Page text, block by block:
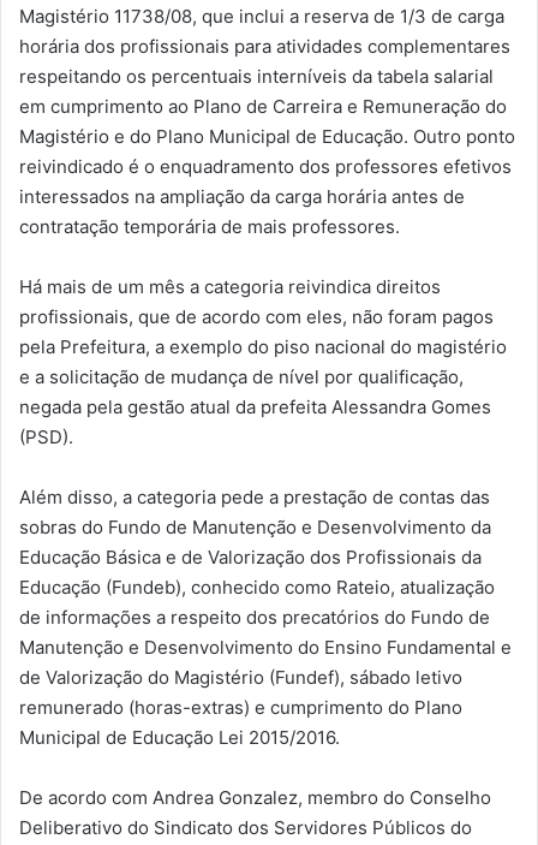
Magistério 11738/08, que inclui a reserva de 1/3 de carga
horária dos profissionais para atividades complementares
respeitando os percentuais interníveis da tabela salarial
em cumprimento ao Plano de Carreira e Remuneração do
Magistério e do Plano Municipal de Educação. Outro ponto
reivindicado é o enquadramento dos professores efetivos
interessados na ampliação da carga horária antes de
contratação temporária de mais professores.
Há mais de um mês a categoria reivindica direitos
profissionais, que de acordo com eles, não foram pagos
pela Prefeitura, a exemplo do piso nacional do magistério
e a solicitação de mudança de nível por qualificação,
negada pela gestão atual da prefeita Alessandra Gomes
(PSD).
Além disso, a categoria pede a prestação de contas das
sobras do Fundo de Manutenção e Desenvolvimento da
Educação Básica e de Valorização dos Profissionais da
Educação (Fundeb), conhecido como Rateio, atualização
de informações a respeito dos precatórios do Fundo de
Manutenção e Desenvolvimento do Ensino Fundamental e
de Valorização do Magistério (Fundef), sábado letivo
remunerado (horas-extras) e cumprimento do Plano
Municipal de Educação Lei 2015/2016.
De acordo com Andrea Gonzalez, membro do Conselho
Deliberativo do Sindicato dos Servidores Públicos do